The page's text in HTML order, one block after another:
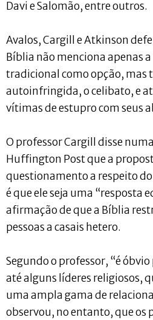
Davi e Salomão, entre outros.
Avalos, Cargill e Atkinson
Bíblia não menciona apenas
tradicional como opção, mas
autoinfringida, o celibato, e
vítimas de estupro com seus
O professor Cargill disse
Huffington Post que a
questionamento a respeito
é que ele seja uma “resposta
afirmação de que a Bíblia
pessoas a casais hetero.
Segundo o professor, “é
até alguns líderes religiosos,
uma ampla gama de
observou, no entanto, que os